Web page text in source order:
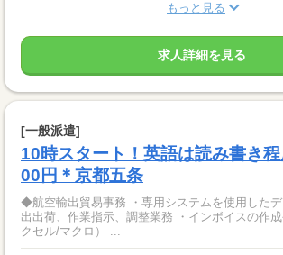
もっと見る
求人詳細を見る
[一般派遣]
10時スタート！英語は読み書き
00円＊京都五条
◆航空輸出貿易事務 ・専用システムを使用したデータ入力 ・航空輸
出出荷、作業指示、調整業務 ・インボイスの作
クセル/マクロ） ...